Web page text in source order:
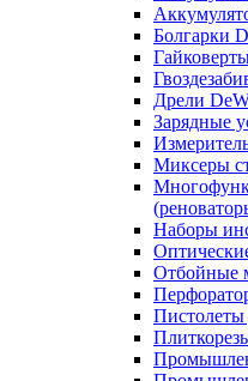
Болгарки
Дрели
Зарядные
Миксеры
Наборы
Отбойные
Пистолеты